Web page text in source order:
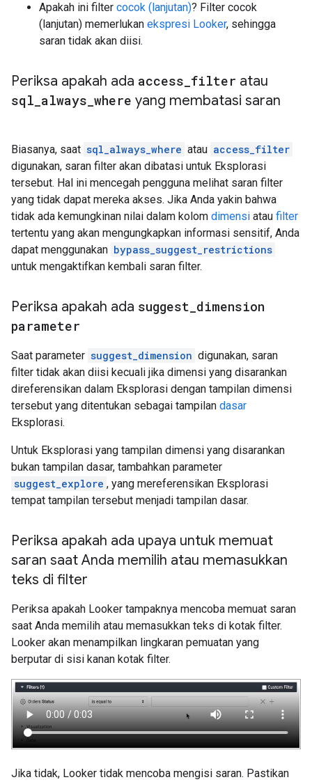
Apakah ini filter cocok (lanjutan)? Filter cocok
(lanjutan) memerlukan ekspresi Looker, sehingga
saran tidak akan diisi.
Periksa apakah ada access filter atau
sql always where yang membatasi saran
Biasanya, saat sql_always_where atau access_filter
digunakan, saran filter akan dibatasi untuk Eksplorasi
tersebut. Hal ini mencegah pengguna melihat saran filter
yang tidak dapat mereka akses. Jika Anda yakin bahwa
tidak ada kemungkinan nilai dalam kolom dimensi atau filter
tertentu yang akan mengungkapkan informasi sensitif, Anda
dapat menggunakan bypass_suggest_restrictions
untuk mengaktifkan kembali saran filter.
Periksa apakah ada suggest dimension
parameter
Saat parameter suggest_dimension digunakan, saran
filter tidak akan diisi kecuali jika dimensi yang disarankan
direferensikan dalam Eksplorasi dengan tampilan dimensi
tersebut yang ditentukan sebagai tampilan dasar
Eksplorasi.
Untuk Eksplorasi yang tampilan dimensi yang disarankan
bukan tampilan dasar, tambahkan parameter
suggest_explore , yang mereferensikan Eksplorasi
tempat tampilan tersebut menjadi tampilan dasar.
Periksa apakah ada upaya untuk memuat
saran saat Anda memilih atau memasukkan
teks di filter
Periksa apakah Looker tampaknya mencoba memuat saran
saat Anda memilih atau memasukkan teks di kotak filter.
Looker akan menampilkan lingkaran pemuatan yang
berputar di sisi kanan kotak filter.
Jika tidak, Looker tidak mencoba mengisi saran. Pastikan